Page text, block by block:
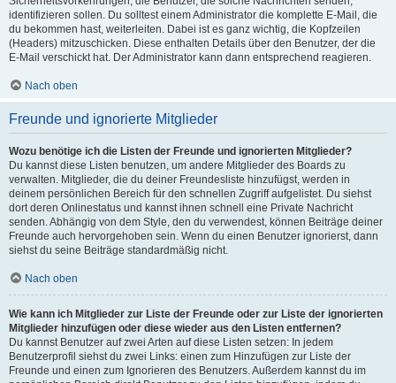
identifizieren sollen. Du solltest einem Administrator die komplette E-Mail, die
du bekommen hast, weiterleiten. Dabei ist es ganz wichtig, die Kopfzeilen
(Headers) mitzuschicken. Diese enthalten Details über den Benutzer, der die
E-Mail verschickt hat. Der Administrator kann dann entsprechend reagieren.
Nach oben
Freunde und ignorierte Mitglieder
Wozu benötige ich die Listen der Freunde und ignorierten Mitglieder?
Du kannst diese Listen benutzen, um andere Mitglieder des Boards zu
verwalten. Mitglieder, die du deiner Freundesliste hinzufügst, werden in
deinem persönlichen Bereich für den schnellen Zugriff aufgelistet. Du siehst
dort deren Onlinestatus und kannst ihnen schnell eine Private Nachricht
senden. Abhängig von dem Style, den du verwendest, können Beiträge deiner
Freunde auch hervorgehoben sein. Wenn du einen Benutzer ignorierst, dann
siehst du seine Beiträge standardmäßig nicht.
Nach oben
Wie kann ich Mitglieder zur Liste der Freunde oder zur Liste der ignorierten
Mitglieder hinzufügen oder diese wieder aus den Listen entfernen?
Du kannst Benutzer auf zwei Arten auf diese Listen setzen: In jedem
Benutzerprofil siehst du zwei Links: einen zum Hinzufügen zur Liste der
Freunde und einen zum Ignorieren des Benutzers. Außerdem kannst du im